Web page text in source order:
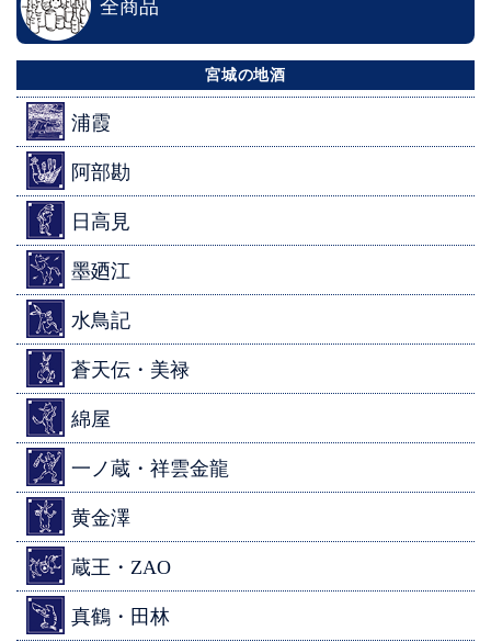
全商品
宮城の地酒
浦霞
阿部勘
日高見
墨廼江
水鳥記
蒼天伝・美禄
綿屋
一ノ蔵・祥雲金龍
黄金澤
蔵王・ZAO
真鶴・田林